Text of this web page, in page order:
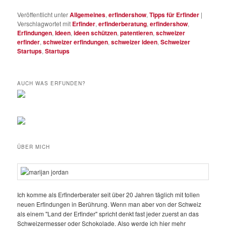
Veröffentlicht unterAllgemeines,erfindershow,Tipps für Erfinder |
Verschlagwortet mit Erfinder,erfinderberatung,erfindershow,
Erfindungen,Ideen,ideen schützen,patentieren,schweizer
erfinder,schweizer erfindungen,schweizer ideen,Schweizer
Startups,Startups
AUCH WAS ERFUNDEN?
ÜBER MICH
Ich komme als Erfinderberater seit über 20 Jahren täglich mit tollen
neuen Erfindungen in Berührung. Wenn man aber von der Schweiz
als einem "Land der Erfinder" spricht denkt fast jeder zuerst an das
Schweizermesser oder Schokolade. Also werde ich hier mehr